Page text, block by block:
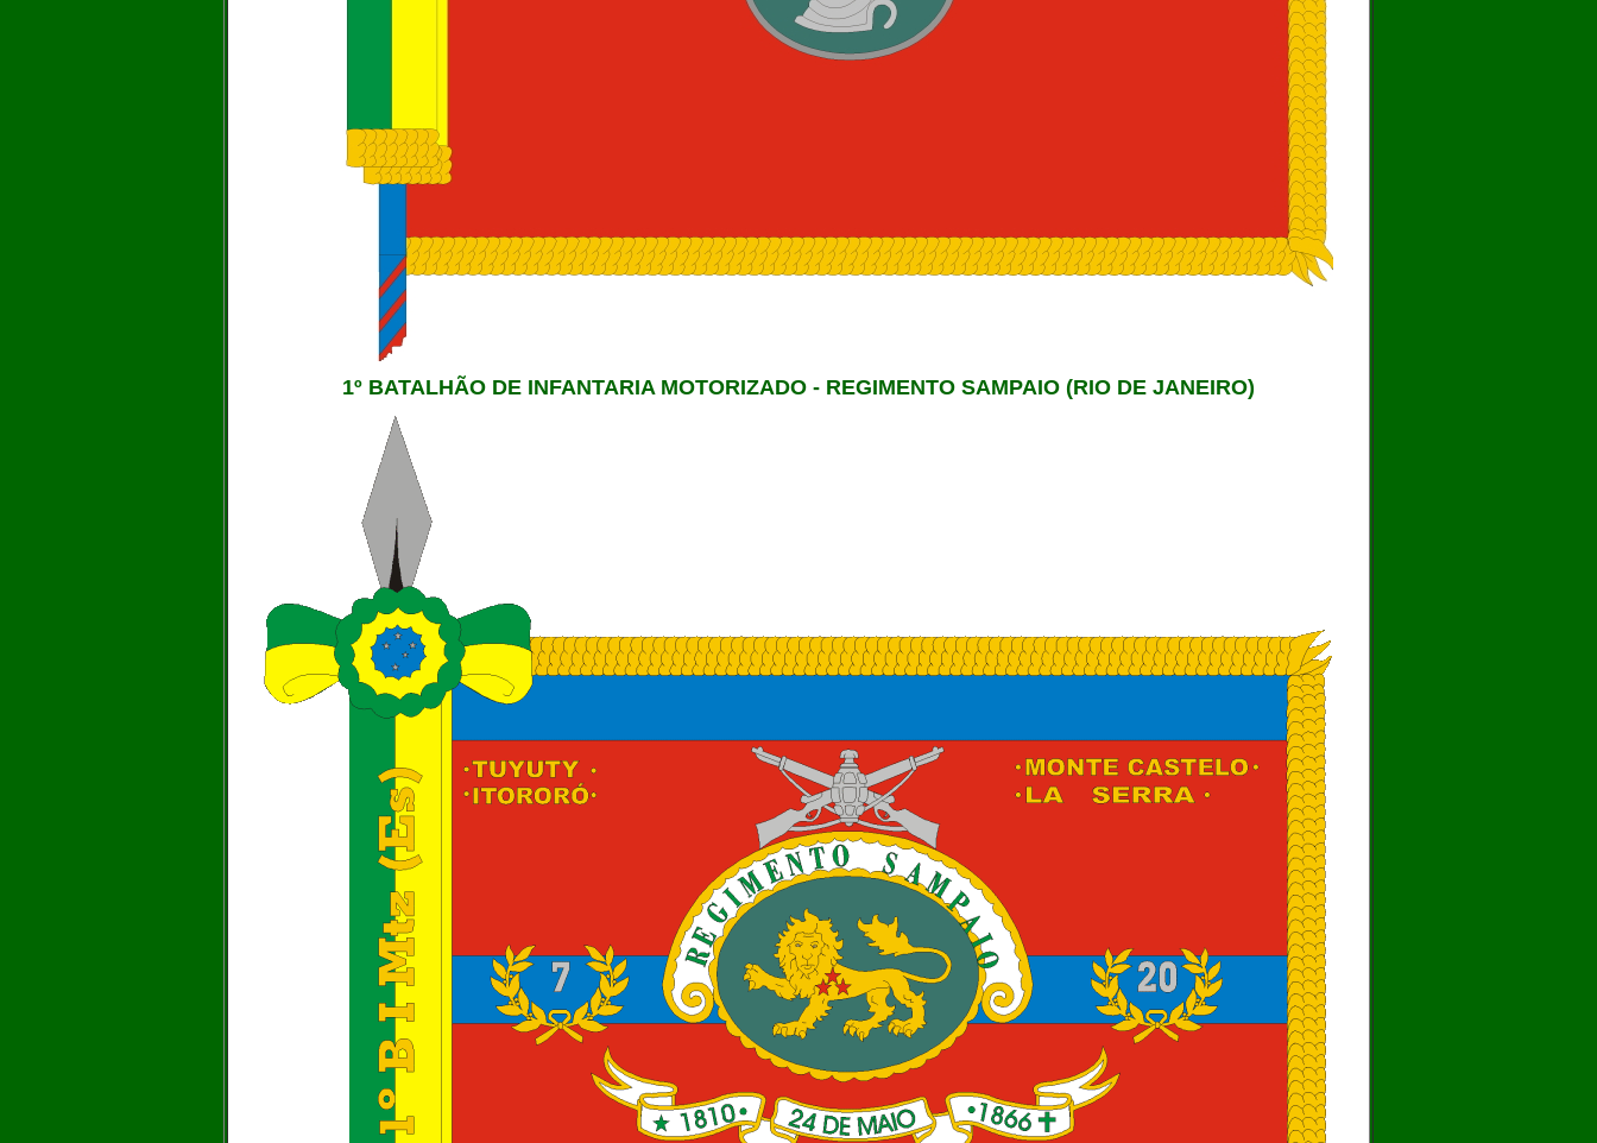
1º BATALHÃO DE INFANTARIA MOTORIZADO - REGIMENTO SAMPAIO (RIO DE JANEIRO)